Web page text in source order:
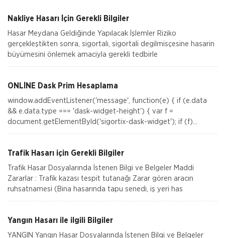
Nakliye Hasarı İçin Gerekli Bilgiler
Hasar Meydana Geldiğinde Yapılacak İşlemler Riziko
gerçekleştikten sonra, sigortalı, sigortali degilmisçesine hasarin
büyümesini önlemek amaciyla gerekli tedbirle
ONLİNE Dask Prim Hesaplama
window.addEventListener('message', function(e) { if (e.data
&& e.data.type === 'dask-widget-height') { var f =
document.getElementById('sigortix-dask-widget'); if (f)
f.height = e.data.height; } });Si
Trafik Hasarı için Gerekli Bilgiler
Trafik Hasar Dosyalarında İstenen Bilgi ve Belgeler Maddi
Zararlar : Trafik kazası tespit tutanağı Zarar gören aracın
ruhsatnamesi (Bina hasarında tapu senedi, iş yeri has
Yangın Hasarı ile ilgili Bilgiler
YANGIN Yangın Hasar Dosyalarında İstenen Bilgi ve Belgeler
Tamamlayıcı Sağlık Sigortası
Magdeburger Tamamlayıcı Sağlık Sigortası’nın ayrıcalıklı